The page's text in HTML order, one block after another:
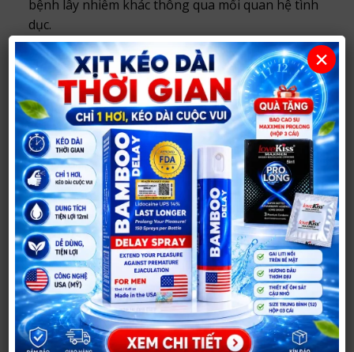
bệnh lây nhiễm khác thông qua mối quan hệ tình
dục.
Hỗ trợ phòng tránh thai: Sử dụng Bao Cao Su
Olocó tỉ lệ phòng tránh thai ngoài ý muốn lên
đến 98%. Giúp người sử dụng an tâm hơn về việc
tránh thai không mong muốn.
Mua Bao Cao Su Olo Đen Siêu Mỏng
0.01mm Hương Vani ở đâu uy tín?
Bạn có thể muaBao Cao Su Olo Đen Siêu Mỏng
0.01mm Hương VanitạiShop Người Lớn 37.
Với hơn14 năm hoạt động, shop chuyên tư vấn và
cung cấp sản phẩm chính hãng, hỗ trợ khách hàng
lựa chọn kín đáo, phù hợp nhu cầu.
Sản phẩm chính hãng, thông tin rõ ràng.
Tư vấn riêng tư, phù hợp nhu cầu sử dụng.
×